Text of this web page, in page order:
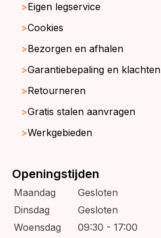
Eigen legservice
Cookies
Bezorgen en afhalen
Garantiebepaling en klachten
Retourneren
Gratis stalen aanvragen
Werkgebieden
Openingstijden
Maandag
Gesloten
Dinsdag
Gesloten
Woensdag
09:30 - 17:00